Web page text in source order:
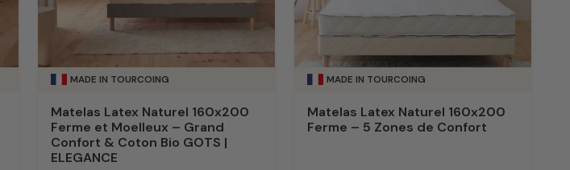
MADE IN TOURCOING
Matelas Latex Naturel 160x200
Ferme et Moelleux – Grand
Confort & Coton Bio GOTS |
ELEGANCE
MADE IN TOURCOING
Matelas Latex Naturel 160x200
Ferme – 5 Zones de Confort